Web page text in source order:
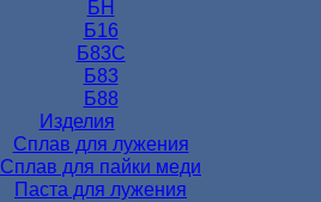
БН
Б16
Б83С
Б83
Б88
Изделия
Сплав для лужения
Сплав для пайки меди
Паста для лужения